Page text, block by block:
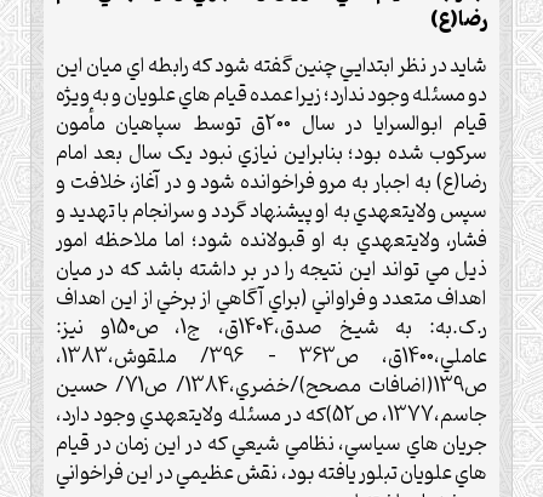
رضا(ع)
شايد در نظر ابتدايي چنين گفته شود که رابطه اي ميان اين
دو مسئله وجود ندارد؛ زيرا عمده قيام هاي علويان و به ويژه
قيام ابوالسرايا در سال 200ق توسط سپاهيان مأمون
سرکوب شده بود؛ بنابراين نيازي نبود يک سال بعد امام
رضا(ع) به اجبار به مرو فراخوانده شود و در آغاز، خلافت و
سپس ولايتعهدي به او پيشنهاد گردد و سرانجام با تهديد و
فشار، ولايتعهدي به او قبولانده شود؛ اما ملاحظه امور
ذيل مي تواند اين نتيجه را در بر داشته باشد که در ميان
اهداف متعدد و فراواني (براي آگاهي از برخي از اين اهداف
ر.ک.به: به شيخ صدق،1404ق، ج1، ص150و نيز:
عاملي،1400ق، ص363 – 396/ ملقوش،1383،
ص139(اضافات مصحح)/خضري،1384/ ص71/ حسين
جاسم،1377، ص52)که در مسئله ولايتعهدي وجود دارد،
جريان هاي سياسي، نظامي شيعي که در اين زمان در قيام
هاي علويان تبلور يافته بود، نقش عظيمي در اين فراخواني